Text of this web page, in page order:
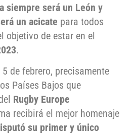
siempre será un León y
un acicate para todos
objetivo de estar en el
.
de febrero, precisamente
Países Bajos que
Rugby Europe
recibirá el mejor homenaje
su primer y único